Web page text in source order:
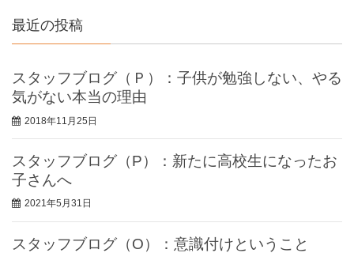
最近の投稿
スタッフブログ（Ｐ）：子供が勉強しない、やる
気がない本当の理由
2018年11月25日
スタッフブログ（P）：新たに高校生になったお
子さんへ
2021年5月31日
スタッフブログ（O）：意識付けということ